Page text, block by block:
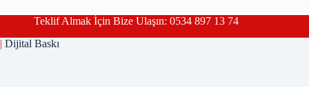
Teklif Almak İçin Bize Ulaşın: 0534 897 13 74
| Dijital Baskı